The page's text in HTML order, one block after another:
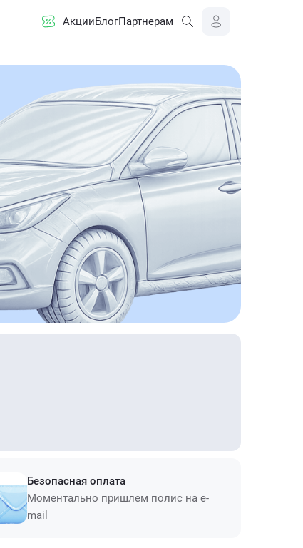
АкцииБлогПартнерам
Безопасная оплата
Моментально пришлем полис на e-
mail